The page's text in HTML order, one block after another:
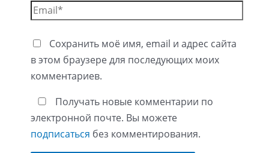
Сохранить моё имя, email и адрес сайта
в этом браузере для последующих моих
комментариев.
Получать новые комментарии по
электронной почте. Вы можете
подписаться без комментирования.